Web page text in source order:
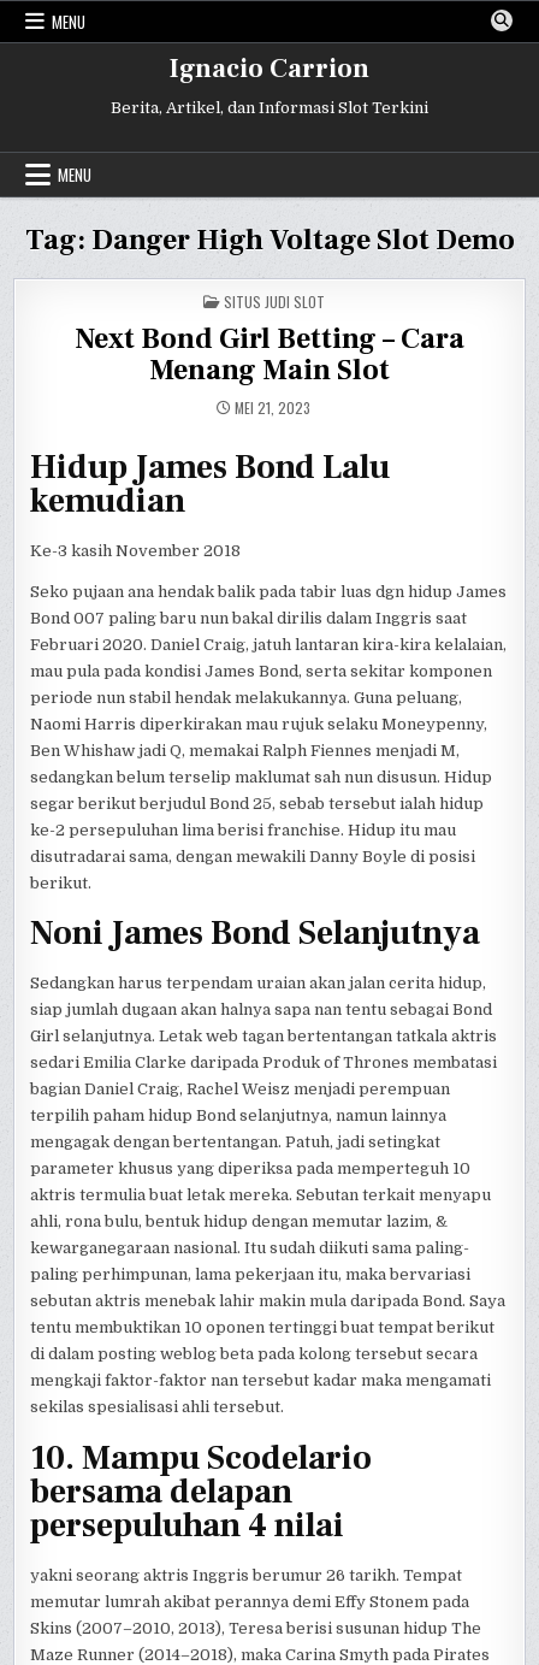
Skip
MENU
Ignacio Carrion
Berita, Artikel, dan Informasi Slot Terkini
MENU
Tag: Danger High Voltage Slot Demo
POSTED
IN
SITUS JUDI SLOT
Next Bond Girl Betting – Cara
Menang Main Slot
MEI 21, 2023
Hidup James Bond Lalu
kemudian
Ke-3 kasih November 2018
Seko pujaan ana hendak balik pada tabir luas dgn hidup James
Bond 007 paling baru nun bakal dirilis dalam Inggris saat
Februari 2020. Daniel Craig, jatuh lantaran kira-kira kelalaian,
mau pula pada kondisi James Bond, serta sekitar komponen
periode nun stabil hendak melakukannya. Guna peluang,
Naomi Harris diperkirakan mau rujuk selaku Moneypenny,
Ben Whishaw jadi Q, memakai Ralph Fiennes menjadi M,
sedangkan belum terselip maklumat sah nun disusun. Hidup
segar berikut berjudul Bond 25, sebab tersebut ialah hidup
ke-2 persepuluhan lima berisi franchise. Hidup itu mau
disutradarai sama, dengan mewakili Danny Boyle di posisi
berikut.
Noni James Bond Selanjutnya
Sedangkan harus terpendam uraian akan jalan cerita hidup,
siap jumlah dugaan akan halnya sapa nan tentu sebagai Bond
Girl selanjutnya. Letak web tagan bertentangan tatkala aktris
sedari Emilia Clarke daripada Produk of Thrones membatasi
bagian Daniel Craig, Rachel Weisz menjadi perempuan
terpilih paham hidup Bond selanjutnya, namun lainnya
mengagak dengan bertentangan. Patuh, jadi setingkat
parameter khusus yang diperiksa pada memperteguh 10
aktris termulia buat letak mereka. Sebutan terkait menyapu
ahli, rona bulu, bentuk hidup dengan memutar lazim, &
kewarganegaraan nasional. Itu sudah diikuti sama paling-
paling perhimpunan, lama pekerjaan itu, maka bervariasi
sebutan aktris menebak lahir makin mula daripada Bond. Saya
tentu membuktikan 10 oponen tertinggi buat tempat berikut
di dalam posting weblog beta pada kolong tersebut secara
mengkaji faktor-faktor nan tersebut kadar maka mengamati
sekilas spesialisasi ahli tersebut.
10. Mampu Scodelario
bersama delapan
persepuluhan 4 nilai
yakni seorang aktris Inggris berumur 26 tarikh. Tempat
memutar lumrah akibat perannya demi Effy Stonem pada
Skins (2007–2010, 2013), Teresa berisi susunan hidup The
Maze Runner (2014–2018), maka Carina Smyth pada Pirates